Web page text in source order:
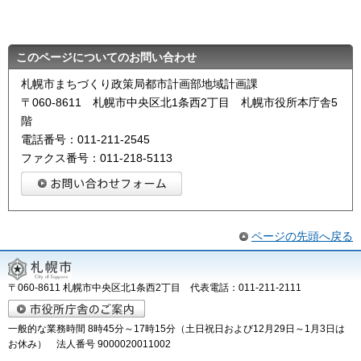
このページについてのお問い合わせ
札幌市まちづくり政策局都市計画部地域計画課
〒060-8611 札幌市中央区北1条西2丁目 札幌市役所本庁舎5
階
電話番号：011-211-2545
ファクス番号：011-218-5113
ページの先頭へ戻る
〒060-8611 札幌市中央区北1条西2丁目 代表電話：011-211-2111
一般的な業務時間 8時45分～17時15分（土日祝日および12月29日～1月3日は
お休み） 法人番号 9000020011002